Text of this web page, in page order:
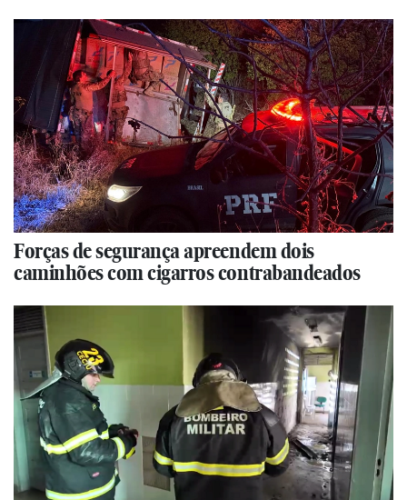
Forças de segurança apreendem dois
caminhões com cigarros contrabandeados